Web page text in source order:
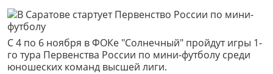
С 4 по 6 ноября в ФОКе "Солнечный" пройдут игры 1-
го тура Первенства России по мини-футболу среди
юношеских команд высшей лиги.